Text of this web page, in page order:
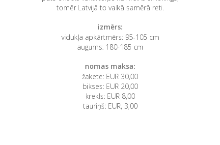
tomēr Latvijā to valkā samērā reti.
izmērs:
vidukļa apkārtmērs: 95-105 cm
augums: 180-185 cm
nomas maksa:
žakete: EUR 30,00
bikses: EUR 20,00
krekls: EUR 8,00
tauriņš: EUR, 3,00